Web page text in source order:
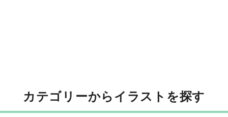
カテゴリーからイラストを探す